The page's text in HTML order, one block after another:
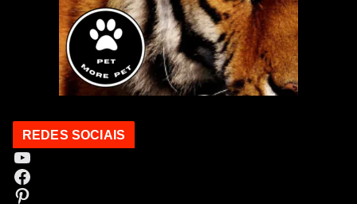
REDES SOCIAIS
Youtube
Facebook
Pinterest